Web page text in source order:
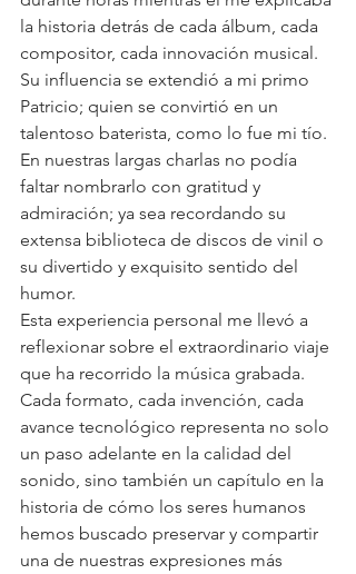
la historia detrás de cada álbum, cada
compositor, cada innovación musical.
Su influencia se extendió a mi primo
Patricio; quien se convirtió en un
talentoso baterista, como lo fue mi tío.
En nuestras largas charlas no podía
faltar nombrarlo con gratitud y
admiración; ya sea recordando su
extensa biblioteca de discos de vinil o
su divertido y exquisito sentido del
humor.
Esta experiencia personal me llevó a
reflexionar sobre el extraordinario viaje
que ha recorrido la música grabada.
Cada formato, cada invención, cada
avance tecnológico representa no solo
un paso adelante en la calidad del
sonido, sino también un capítulo en la
historia de cómo los seres humanos
hemos buscado preservar y compartir
una de nuestras expresiones más